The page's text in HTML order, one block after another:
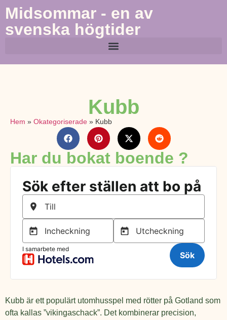
Midsommar - en av
svenska högtider
Kubb
Hem » Okategoriserade » Kubb
Har du bokat boende ?
Kubb är ett populärt utomhusspel med rötter på Gotland som
ofta kallas ”vikingaschack”. Det kombinerar precision,